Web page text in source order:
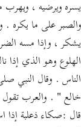
يسره ويرضيه ، ويهرب
والصبر على ما يكره .
يشكر ، وإذا مسه
الهلوع وهو الذي إذا
الناس . وقال النبي
خالع " . والعرب تقول
قال :صكاء ذعلبة إذا